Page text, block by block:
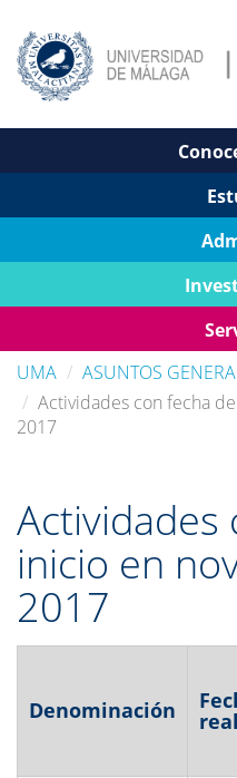
UMA
ASUNTOS
Actividades con fecha
2017
Actividades
inicio en
2017
Denominación